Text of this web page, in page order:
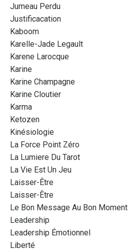
Jumeau Perdu
Justificacation
Kaboom
Karelle-Jade Legault
Karene Larocque
Karine
Karine Champagne
Karine Cloutier
Karma
Ketozen
Kinésiologie
La Force Point Zéro
La Lumiere Du Tarot
La Vie Est Un Jeu
Laisser-Être
Laisser-Être
Le Bon Message Au Bon Moment
Leadership
Leadership Émotionnel
Liberté